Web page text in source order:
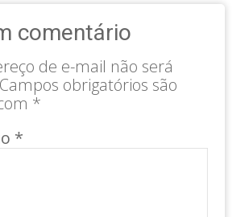
comentário
de e-mail não será
Campos obrigatórios são
*
*